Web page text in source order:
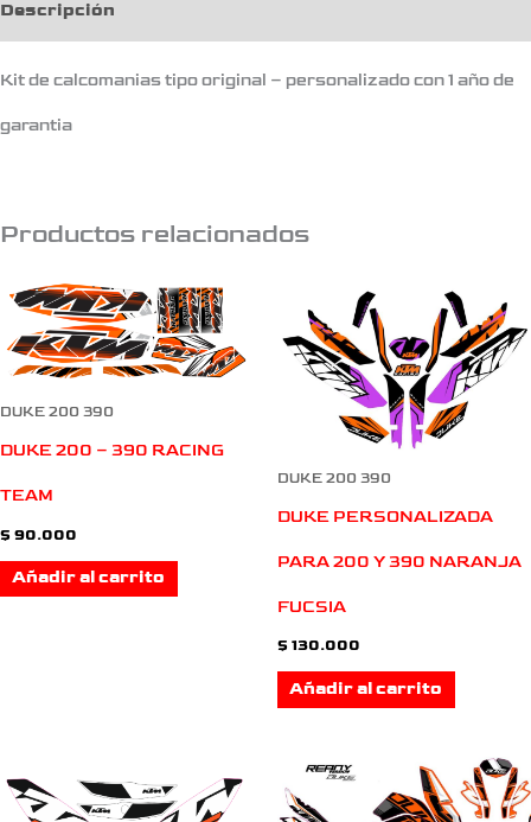
Descripción
Kit de calcomanias tipo original – personalizado con 1 año de
garantia
Productos relacionados
DUKE 200 390
DUKE 200 – 390 RACING
TEAM
$ 90.000
Añadir al carrito
DUKE 200 390
DUKE PERSONALIZADA
PARA 200 Y 390 NARANJA
FUCSIA
$ 130.000
Añadir al carrito